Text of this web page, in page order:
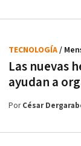
Las nuevas
ayudan a
TECNOLOGÍA/
PorCésar